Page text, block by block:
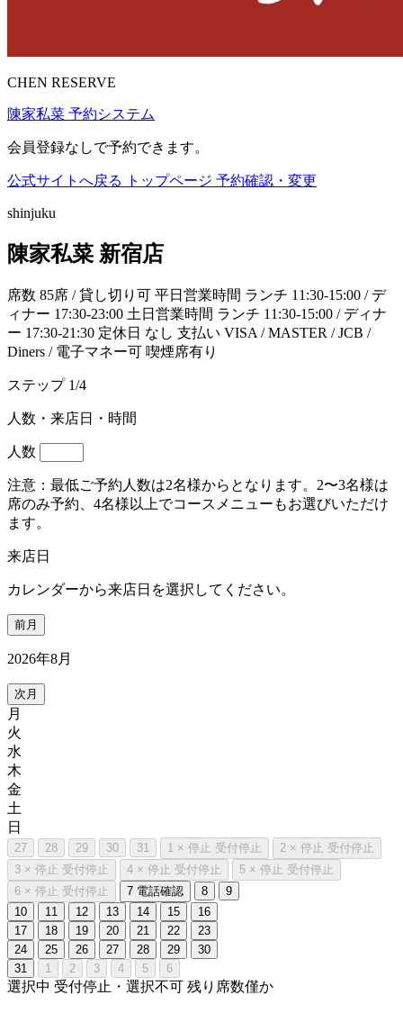
CHEN RESERVE
陳家私菜 予約システム
会員登録なしで予約できます。
公式サイトへ戻る トップページ 予約確認・変更
shinjuku
陳家私菜 新宿店
席数 85席 / 貸し切り可 平日営業時間 ランチ 11:30-15:00 / デ
ィナー 17:30-23:00 土日営業時間 ランチ 11:30-15:00 / ディナ
ー 17:30-21:30 定休日 なし 支払い VISA / MASTER / JCB /
Diners / 電子マネー可 喫煙席有り
ステップ 1/4
人数・来店日・時間
人数
注意：最低ご予約人数は2名様からとなります。2〜3名様は
席のみ予約、4名様以上でコースメニューもお選びいただけ
ます。
来店日
カレンダーから来店日を選択してください。
前月
2026年8月
次月
月
火
水
木
金
土
日
27 28 29 30 31 1 × 停止 受付停止 2 × 停止 受付停止
3 × 停止 受付停止 4 × 停止 受付停止 5 × 停止 受付停止
6 × 停止 受付停止 7 電話確認 8
9
10
11 12 13 14 15
16
17
18 19 20 21 22
23
24
25 26 27 28 29
30
31
1 2 3 4 5 6
選択中 受付停止・選択不可 残り席数僅か